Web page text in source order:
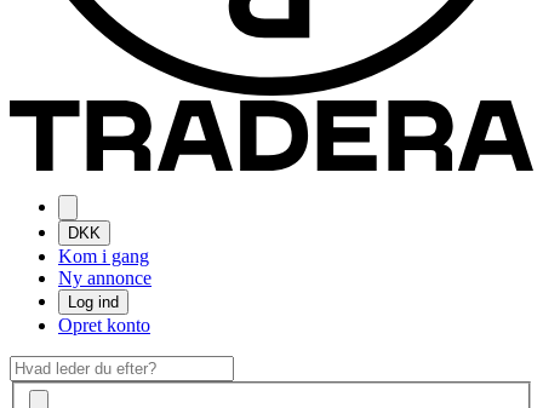
DKK
Kom i gang
Ny annonce
Log ind
Opret konto